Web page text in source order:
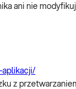
ani nie
aplikacji/
z